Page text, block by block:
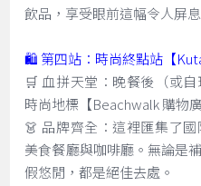
飲品，享受眼前這幅令人屏
🛍️ 第四站：時尚終點站【
🛒 血拼天堂：晚餐後（或
時尚地標【Beachwalk 購物
👗 品牌齊全：這裡匯集了
美食餐廳與咖啡廳。無論是
假悠閒，都是絕佳去處。